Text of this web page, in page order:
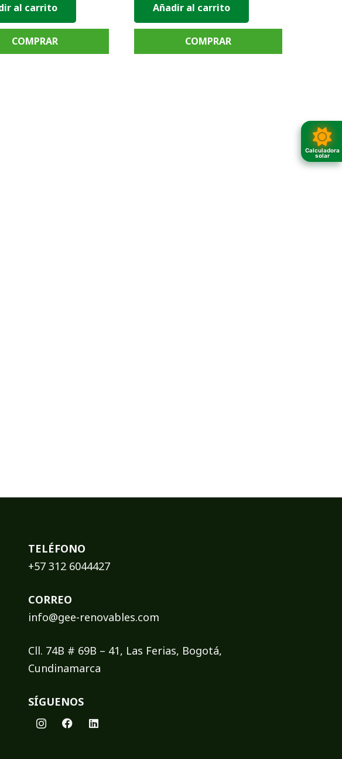
Calculadora
solar
al carrito
COMPRAR
Añadir al carrito
COMPRAR
TELÉFONO
+57 312 6044427
CORREO
info@gee-renovables.com
Cll. 74B # 69B – 41, Las Ferias, Bogotá,
Cundinamarca
SÍGUENOS